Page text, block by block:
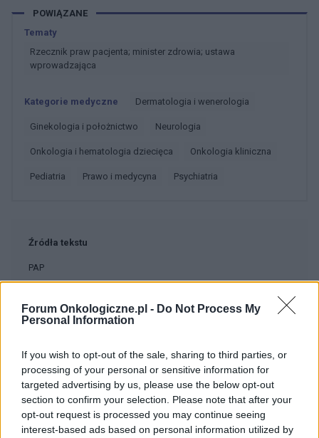
Forum Onkologiczne.pl - Do Not Process My
Personal Information
If you wish to opt-out of the sale, sharing to third parties, or
processing of your personal or sensitive information for
targeted advertising by us, please use the below opt-out
section to confirm your selection. Please note that after your
opt-out request is processed you may continue seeing
interest-based ads based on personal information utilized by
POWIĄZANE
Tematy
Rzecznik praw pacjenta; minister zdrowia; ustawa
wprowadzająca
Kategorie medyczne Dermatologia i wenerologia
Ginekologia i położnictwo Neurologia
Onkologia i hematologia dziecięca Onkologia kliniczna
Pediatria Prawo i medycyna Psychiatria
Źródła tekstu
PAP
odpowiedzialności za efekty ich zastosowania. Przed
zastosowaniem porad i wskazówek zawartych w serwisie, należy
bezwzględnie skonsultować się z lekarzem.